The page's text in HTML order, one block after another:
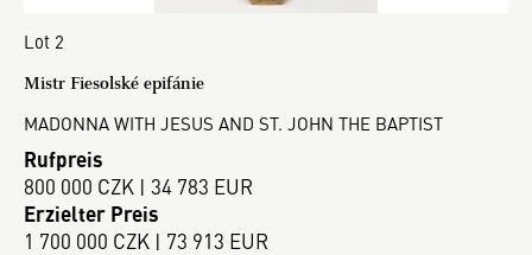
Lot 2
Mistr Fiesolské epifánie
MADONNA WITH JESUS AND ST. JOHN THE BAPTIST
Rufpreis
800 000 CZK | 34 783 EUR
Erzielter Preis
1 700 000 CZK | 73 913 EUR